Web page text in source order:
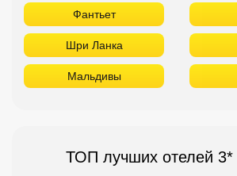
Фантьет
Шри Ланка
Мальдивы
ТОП лучших отелей 3*